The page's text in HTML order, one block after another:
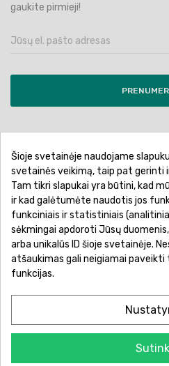
gaukite pirmieji!
Pirkimo sąlygos ir taisyklės
Garantinis aptarnavimas
Prekių grąžinimas
Šioje svetainėje naudojame
svetainės veikimą, taip pat
Tam tikri slapukai yra būtini, kad
ir kad galėtumėte naudotis jos
funkciniais ir statistiniais
sėkmingai apdoroti Jūsų
arba unikalūs ID šioje svetainėje.
atšaukimas gali neigiamai
funkcijas.